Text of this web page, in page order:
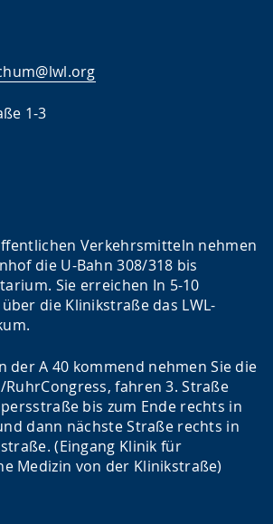
1-3
Verkehrsmitteln nehmen
die U-Bahn 308/318 bis
Sie erreichen In 5-10
die Klinikstraße das LWL-
der A 40 kommend nehmen Sie die
fahren 3. Straße
bis zum Ende rechts in
dann nächste Straße rechts in
(Eingang Klinik für
Medizin von der Klinikstraße)